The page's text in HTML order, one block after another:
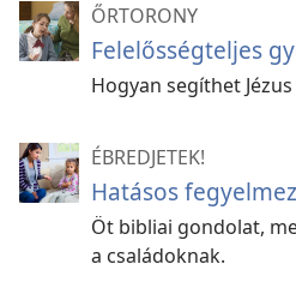
ŐRTORONY
Felelősségteljes
Hogyan segíthet
ÉBREDJETEK!
Hatásos
Öt bibliai gondolat,
a családoknak.